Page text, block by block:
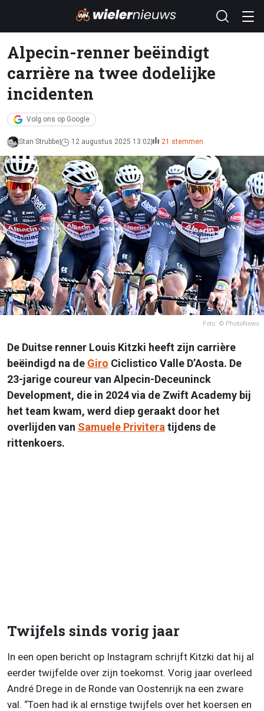
Alpecin-renner beëindigt
carrière na twee dodelijke
incidenten
Volg ons op Google
Stan Strubbe 12 augustus 2025 13:02 21 stemmen
Foto: © PhotoNews
De Duitse renner Louis Kitzki heeft zijn carrière
beëindigd na de Giro Ciclistico Valle D’Aosta. De
23-jarige coureur van Alpecin-Deceuninck
Development, die in 2024 via de Zwift Academy bij
het team kwam, werd diep geraakt door het
overlijden van Samuele Privitera tijdens de
rittenkoers.
Twijfels sinds vorig jaar
In een open bericht op Instagram schrijft Kitzki dat hij al
eerder twijfelde over zijn toekomst. Vorig jaar overleed
André Drege in de Ronde van Oostenrijk na een zware
val. “Toen had ik al ernstige twijfels over het koersen en